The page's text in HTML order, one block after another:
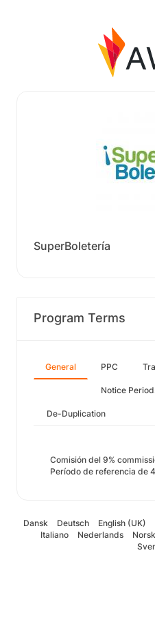
SuperBoletería
Program Terms
General PPC
Notice
De-Duplication
Comisión del 9%
Período de referencia de
Dansk Deutsch English (UK)
Italiano
Nederlands Norsk